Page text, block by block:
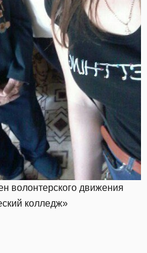
волонтерского движения
колледж»